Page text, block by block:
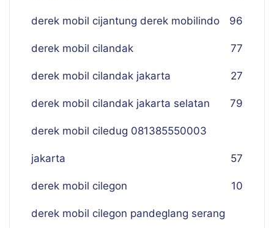
derek mobil cijantung derek mobilindo 96
derek mobil cilandak 77
derek mobil cilandak jakarta 27
derek mobil cilandak jakarta selatan 79
derek mobil ciledug 081385550003
jakarta 57
derek mobil cilegon 10
derek mobil cilegon pandeglang serang